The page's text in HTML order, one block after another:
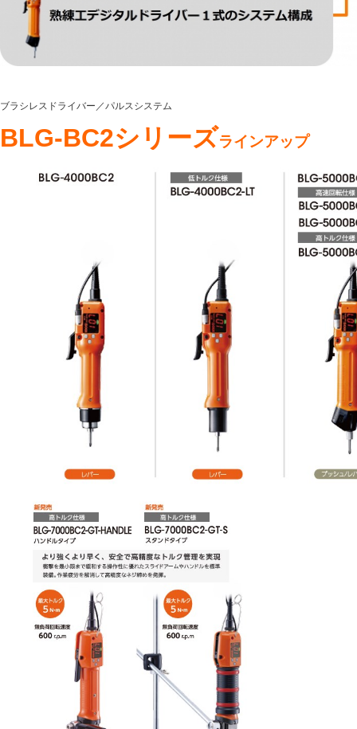
ブラシレスドライバー／パルスシステム
BLG-BC2シリーズラインアップ